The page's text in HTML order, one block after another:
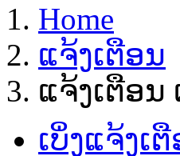
Home
ແຈ້ງເຕືອນ
ແຈ້ງເຕືອ
ເບິ່ງແຈ້ງເ